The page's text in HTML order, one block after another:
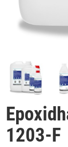
1203-F